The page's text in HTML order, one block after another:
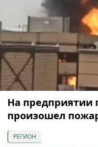
На предприятии
произошел
РЕГИОН